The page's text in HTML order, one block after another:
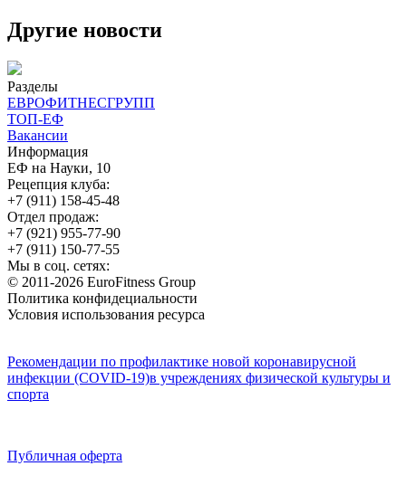
Другие новости
Разделы
ЕВРОФИТНЕСГРУПП
ТОП-ЕФ
Вакансии
Информация
ЕФ на Науки, 10
Рецепция клуба:
+7 (911) 158-45-48
Отдел продаж:
+7 (921) 955-77-90
+7 (911) 150-77-55
Мы в соц. сетях:
© 2011-2026 EuroFitness Group
Политика конфидециальности
Условия использования ресурса
Рекомендации по профилактике новой коронавирусной
инфекции (COVID-19)в учреждениях физической культуры и
спорта
Публичная оферта